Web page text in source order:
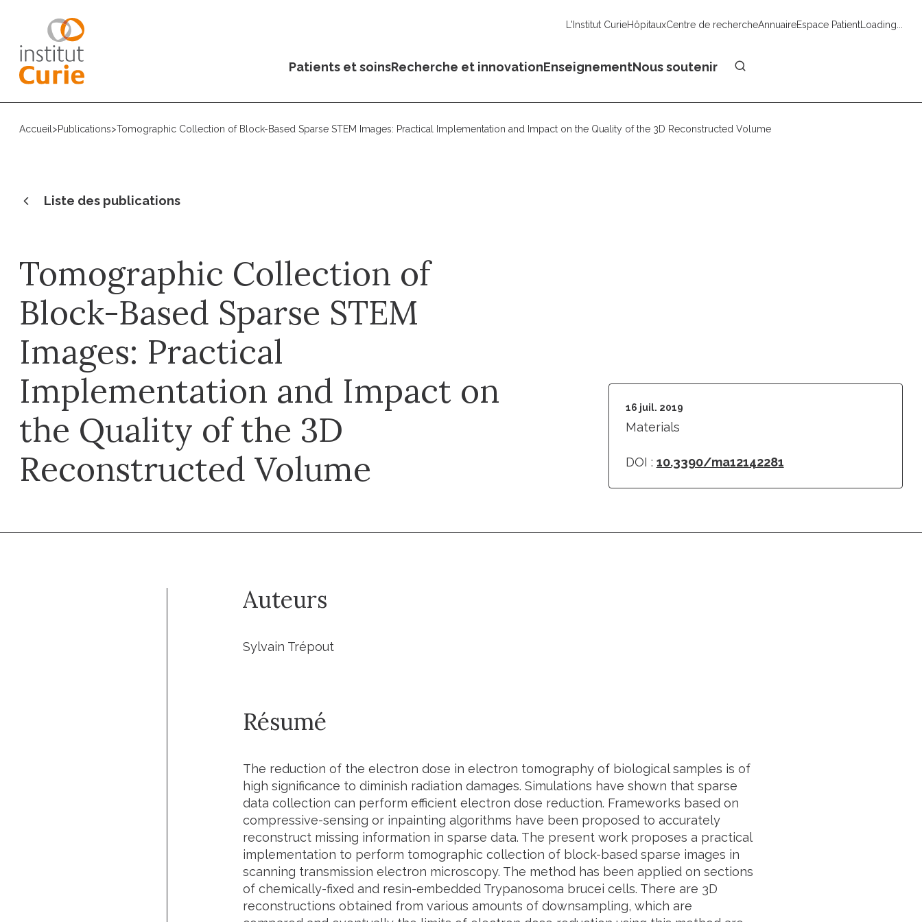
L'Institut CurieHôpitauxCentre de rechercheAnnuaireEspace PatientLoading...
Patients et soinsRecherche et innovationEnseignementNous soutenir
Accueil >Publications>Tomographic Collection of Block-Based Sparse STEM Images: Practical Implementation and Impact on the Quality of the 3D Reconstructed Volume
Liste des publications
Tomographic Collection of
Block-Based Sparse STEM
Images: Practical
Implementation and Impact on
the Quality of the 3D
Reconstructed Volume
16 juil. 2019
Materials
DOI : 10.3390/ma12142281
Auteurs
Sylvain Trépout
Résumé
The reduction of the electron dose in electron tomography of biological samples is of
high significance to diminish radiation damages. Simulations have shown that sparse
data collection can perform efficient electron dose reduction. Frameworks based on
compressive-sensing or inpainting algorithms have been proposed to accurately
reconstruct missing information in sparse data. The present work proposes a practical
implementation to perform tomographic collection of block-based sparse images in
scanning transmission electron microscopy. The method has been applied on sections
of chemically-fixed and resin-embedded Trypanosoma brucei cells. There are 3D
reconstructions obtained from various amounts of downsampling, which are